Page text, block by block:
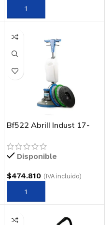
Bf522 Abrill Indust 17-
Disponible
$474.810 (IVA incluido)